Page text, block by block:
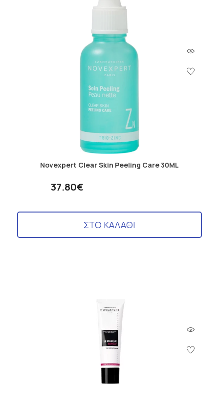
Novexpert Clear Skin Peeling Care 30ML
37.80€
ΣΤΟ ΚΑΛΑΘΙ